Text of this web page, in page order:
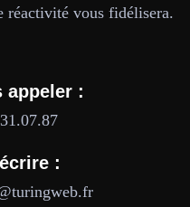
réactivité vous fidélisera.
appeler :
: